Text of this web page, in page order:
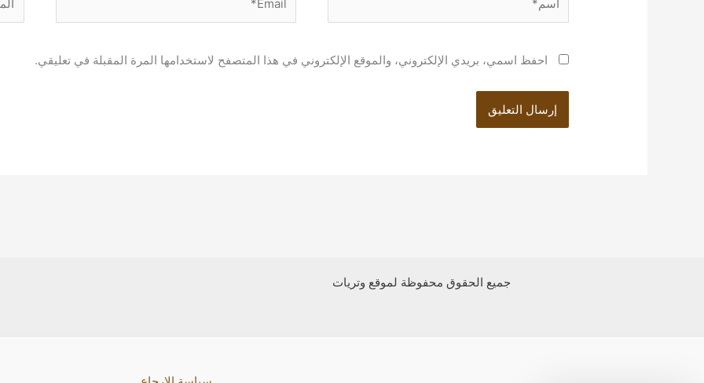
احفظ اسمي، بريدي الإلكتروني، والموقع الإلكتروني في هذا المتصفح لاستخدامها المرة المقبلة في تعليقي.
جميع الحقوق محفوظة لموقع وتريات